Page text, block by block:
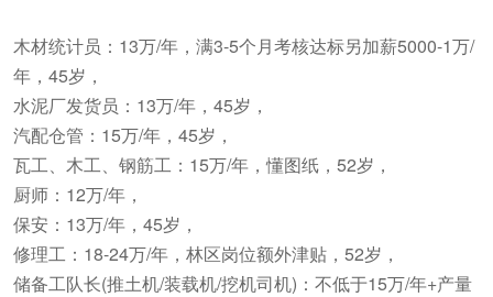
木材统计员：13万/年，满3-5个月考核达标另加薪5000-1万/
年，45岁，
水泥厂发货员：13万/年，45岁，
汽配仓管：15万/年，45岁，
瓦工、木工、钢筋工：15万/年，懂图纸，52岁，
厨师：12万/年，
保安：13万/年，45岁，
修理工：18-24万/年，林区岗位额外津贴，52岁，
储备工队长(推土机/装载机/挖机司机)：不低于15万/年+产量